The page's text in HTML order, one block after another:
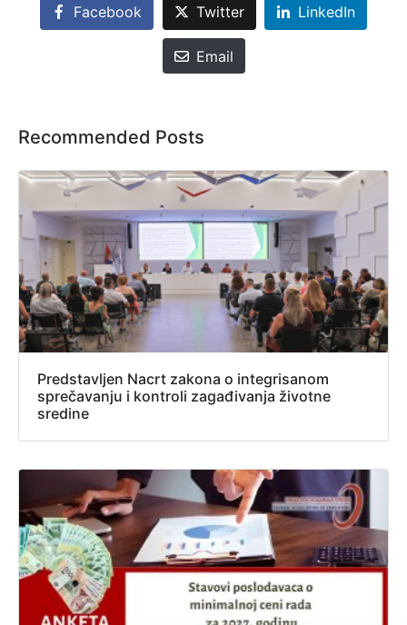
Facebook Twitter LinkedIn
Email
Recommended Posts
Predstavljen Nacrt zakona o integrisanom
sprečavanju i kontroli zagađivanja životne
sredine